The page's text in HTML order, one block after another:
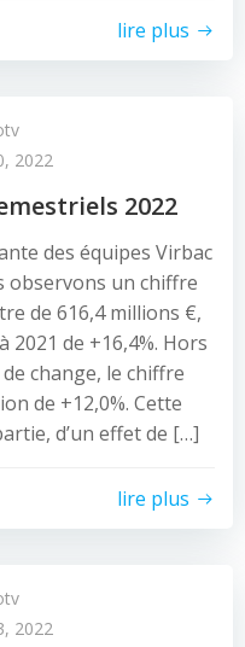
lire plus
2022
2022
des équipes Virbac
observons un chiffre
de 616,4 millions €,
de +16,4%. Hors
change, le chiffre
de +12,0%. Cette
d’un effet de […]
lire plus
2022